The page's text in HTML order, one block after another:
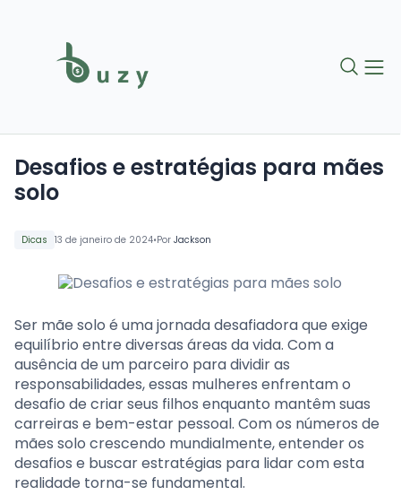
Dicas 13 de janeiro de 2024•Por Jackson
Desafios e estratégias para mães
solo
Ser mãe solo é uma jornada desafiadora que exige
equilíbrio entre diversas áreas da vida. Com a
ausência de um parceiro para dividir as
responsabilidades, essas mulheres enfrentam o
desafio de criar seus filhos enquanto mantêm suas
carreiras e bem-estar pessoal. Com os números de
mães solo crescendo mundialmente, entender os
desafios e buscar estratégias para lidar com esta
realidade torna-se fundamental.